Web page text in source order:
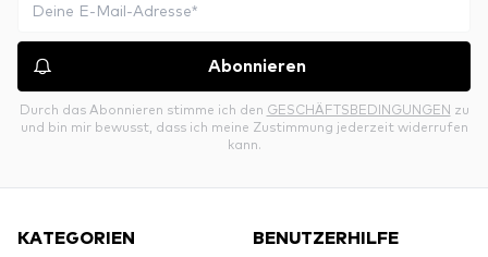
Abonnieren
Durch das Abonnieren stimme ich den GESCHÄFTSBEDINGUNGEN zu
und bin mir bewusst, dass ich meine Zustimmung jederzeit widerrufen
kann.
KATEGORIEN BENUTZERHILFE